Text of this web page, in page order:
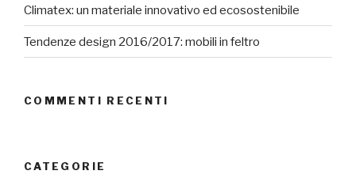
Climatex: un materiale innovativo ed ecosostenibile
Tendenze design 2016/2017: mobili in feltro
COMMENTI RECENTI
CATEGORIE